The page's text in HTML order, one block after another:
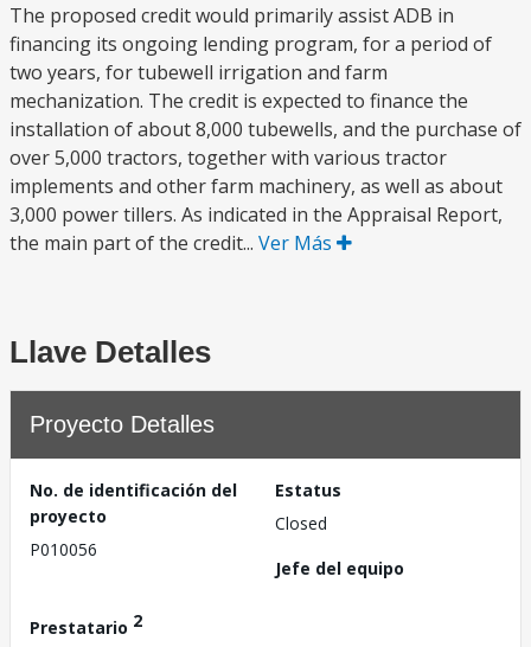
The proposed credit would primarily assist ADB in
financing its ongoing lending program, for a period of
two years, for tubewell irrigation and farm
mechanization. The credit is expected to finance the
installation of about 8,000 tubewells, and the purchase of
over 5,000 tractors, together with various tractor
implements and other farm machinery, as well as about
3,000 power tillers. As indicated in the Appraisal Report,
the main part of the credit... Ver Más
Llave Detalles
Proyecto Detalles
No. de identificación del
proyecto
P010056
Estatus
Closed
Jefe del equipo
Prestatario 2